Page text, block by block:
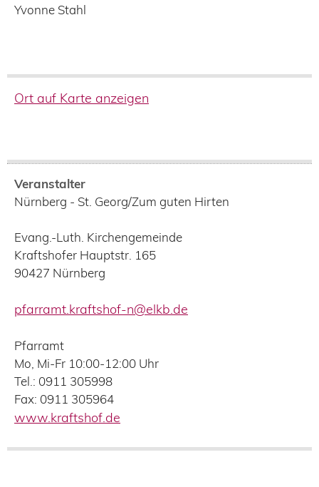
Yvonne Stahl
Ort auf Karte anzeigen
Veranstalter
Nürnberg - St. Georg/Zum guten Hirten
Evang.-Luth. Kirchengemeinde
Kraftshofer Hauptstr. 165
90427 Nürnberg
pfarramt.kraftshof-n@elkb.de
Pfarramt
Mo, Mi-Fr 10:00-12:00 Uhr
Tel.: 0911 305998
Fax: 0911 305964
www.kraftshof.de